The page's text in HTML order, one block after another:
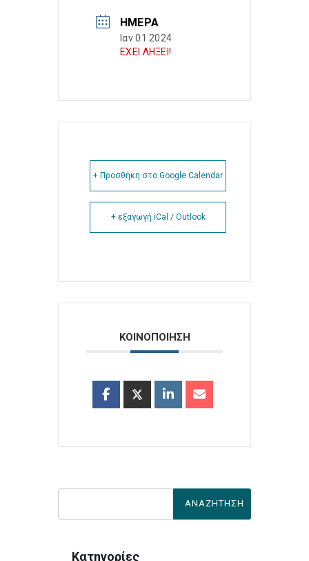
ΗΜΈΡΑ
Ιαν 01 2024
ΕΧΕΙ ΛΗΞΕΙ!
+ Προσθήκη στο Google Calendar
+ εξαγωγή iCal / Outlook
ΚΟΙΝΟΠΟΙΗΣΗ
Κατηγορίες